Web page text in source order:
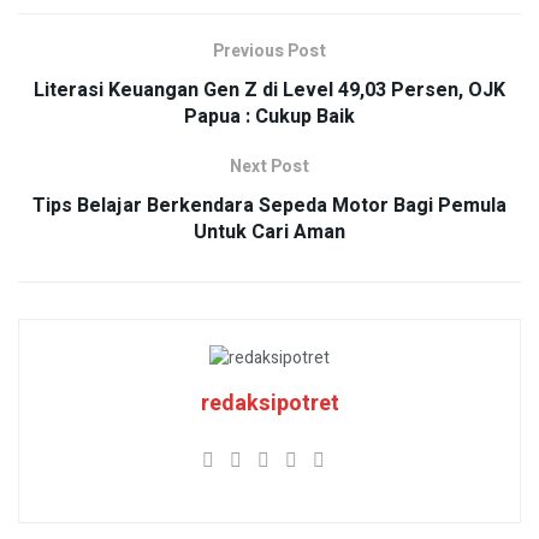
Previous Post
Literasi Keuangan Gen Z di Level 49,03 Persen, OJK
Papua : Cukup Baik
Next Post
Tips Belajar Berkendara Sepeda Motor Bagi Pemula
Untuk Cari Aman
redaksipotret